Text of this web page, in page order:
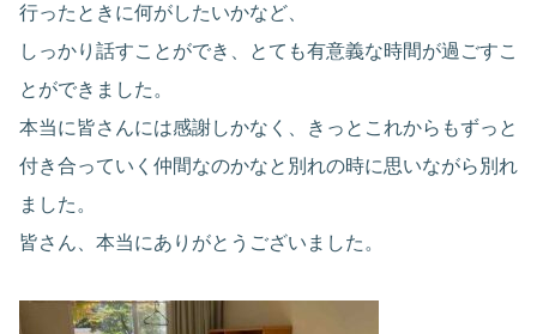
行ったときに何がしたいかなど、
しっかり話すことができ、とても有意義な時間が過ごすこ
とができました。
本当に皆さんには感謝しかなく、きっとこれからもずっと
付き合っていく仲間なのかなと別れの時に思いながら別れ
ました。
皆さん、本当にありがとうございました。